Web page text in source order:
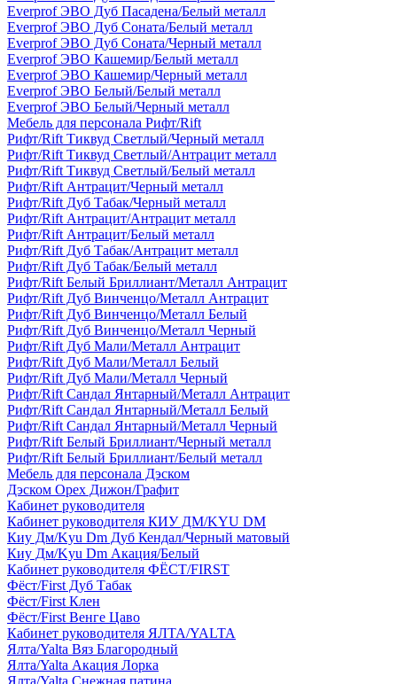
Everprof ЭВО Дуб Пасадена/Белый металл
Everprof ЭВО Дуб Соната/Белый металл
Everprof ЭВО Дуб Соната/Черный металл
Everprof ЭВО Кашемир/Белый металл
Everprof ЭВО Кашемир/Черный металл
Everprof ЭВО Белый/Белый металл
Everprof ЭВО Белый/Черный металл
Мебель для персонала Рифт/Rift
Рифт/Rift Тиквуд Светлый/Черный металл
Рифт/Rift Тиквуд Светлый/Антрацит металл
Рифт/Rift Тиквуд Светлый/Белый металл
Рифт/Rift Антрацит/Черный металл
Рифт/Rift Дуб Табак/Черный металл
Рифт/Rift Антрацит/Антрацит металл
Рифт/Rift Антрацит/Белый металл
Рифт/Rift Дуб Табак/Антрацит металл
Рифт/Rift Дуб Табак/Белый металл
Рифт/Rift Белый Бриллиант/Металл Антрацит
Рифт/Rift Дуб Винченцо/Металл Антрацит
Рифт/Rift Дуб Винченцо/Металл Белый
Рифт/Rift Дуб Винченцо/Металл Черный
Рифт/Rift Дуб Мали/Металл Антрацит
Рифт/Rift Дуб Мали/Металл Белый
Рифт/Rift Дуб Мали/Металл Черный
Рифт/Rift Сандал Янтарный/Металл Антрацит
Рифт/Rift Сандал Янтарный/Металл Белый
Рифт/Rift Сандал Янтарный/Металл Черный
Рифт/Rift Белый Бриллиант/Черный металл
Рифт/Rift Белый Бриллиант/Белый металл
Мебель для персонала Дэском
Дэском Орех Дижон/Графит
Кабинет руководителя
Кабинет руководителя КИУ ДМ/KYU DM
Киу Дм/Kyu Dm Дуб Кендал/Черный матовый
Киу Дм/Kyu Dm Акация/Белый
Кабинет руководителя ФЁСТ/FIRST
Фёст/First Дуб Табак
Фёст/First Клен
Фёст/First Венге Цаво
Кабинет руководителя ЯЛТА/YALTA
Ялта/Yalta Вяз Благородный
Ялта/Yalta Акация Лорка
Ялта/Yalta Снежная патина